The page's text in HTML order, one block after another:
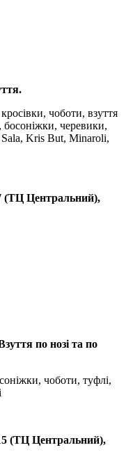
чоботи, взуття
босоніжки, черевики,
Kris But, Minaroli,
(ТЦ Центральний),
по нозі та по
чоботи, туфлі,
(ТЦ Центральний),